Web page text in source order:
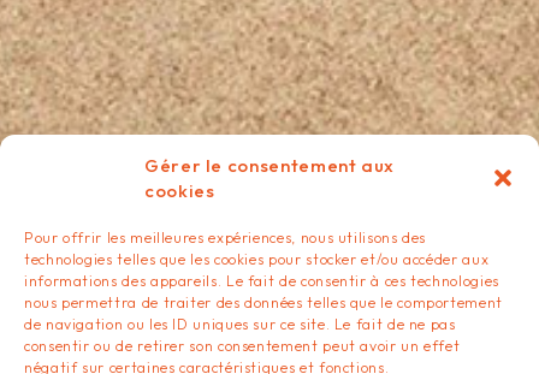
Gérer le consentement aux
cookies
Pour offrir les meilleures expériences, nous utilisons des
technologies telles que les cookies pour stocker et/ou accéder aux
informations des appareils. Le fait de consentir à ces technologies
nous permettra de traiter des données telles que le comportement
de navigation ou les ID uniques sur ce site. Le fait de ne pas
consentir ou de retirer son consentement peut avoir un effet
négatif sur certaines caractéristiques et fonctions.
ÉPICERIE DES MATÉRIAUX:
Ouverture le vendredi de 14h à 18h